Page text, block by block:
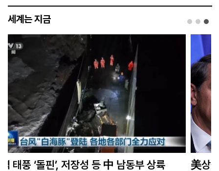
세계는 지금
美상원, 트럼프 개인 변호사 토드 블랜치 법무장